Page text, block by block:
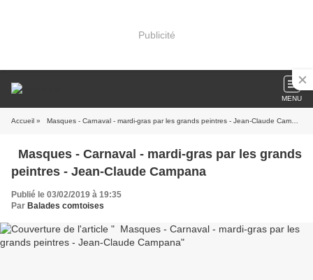
Publicité
MENU
Accueil » Masques - Carnaval - mardi-gras par les grands peintres - Jean-Claude Campana
Masques - Carnaval - mardi-gras par les grands
peintres - Jean-Claude Campana
Publié le 03/02/2019 à 19:35
Par Balades comtoises